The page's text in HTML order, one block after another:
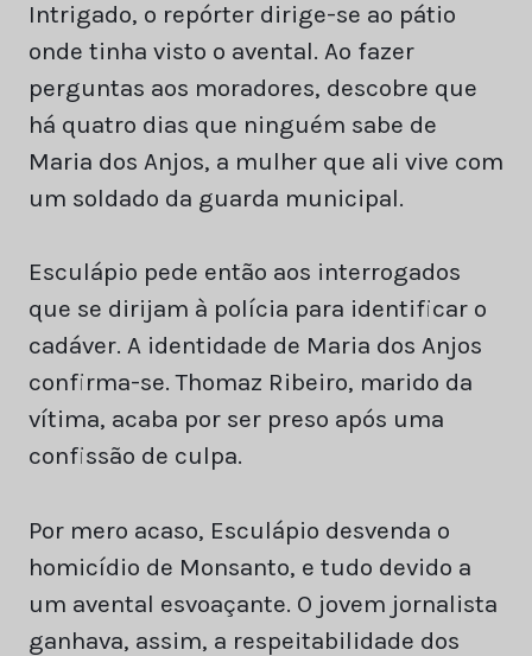
Intrigado, o repórter dirige-se ao pátio
onde tinha visto o avental. Ao fazer
perguntas aos moradores, descobre que
há quatro dias que ninguém sabe de
Maria dos Anjos, a mulher que ali vive com
um soldado da guarda municipal.
Esculápio pede então aos interrogados
que se dirijam à polícia para identificar o
cadáver. A identidade de Maria dos Anjos
confirma-se. Thomaz Ribeiro, marido da
vítima, acaba por ser preso após uma
confissão de culpa.
Por mero acaso, Esculápio desvenda o
homicídio de Monsanto, e tudo devido a
um avental esvoaçante. O jovem jornalista
ganhava, assim, a respeitabilidade dos